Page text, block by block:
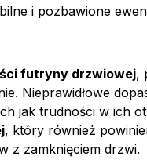
i pozbawione
futryny drzwiowej,
Nieprawidłowe
jak trudności w ich
, który również
z zamknięciem drzwi.